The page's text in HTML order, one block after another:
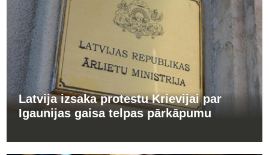
Latvija izsaka protestu Krievijai par
Igaunijas gaisa telpas pārkāpumu